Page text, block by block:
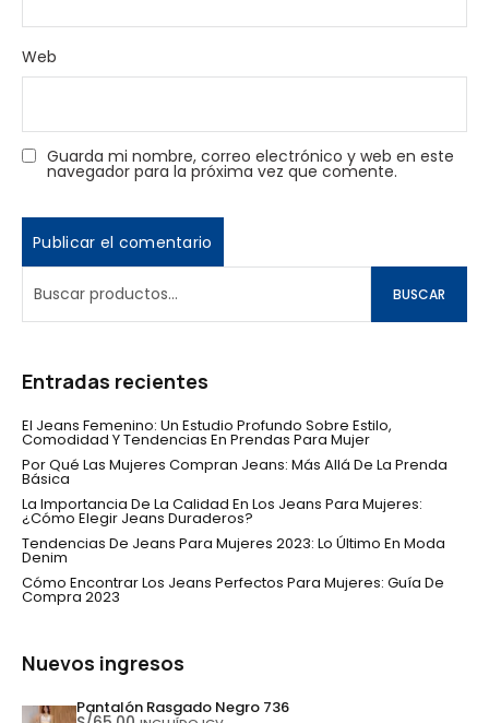
Web
Guarda mi nombre, correo electrónico y web en este
navegador para la próxima vez que comente.
BUSCAR
Entradas recientes
El Jeans Femenino: Un Estudio Profundo Sobre Estilo,
Comodidad Y Tendencias En Prendas Para Mujer
Por Qué Las Mujeres Compran Jeans: Más Allá De La Prenda
Básica
La Importancia De La Calidad En Los Jeans Para Mujeres:
¿Cómo Elegir Jeans Duraderos?
Tendencias De Jeans Para Mujeres 2023: Lo Último En Moda
Denim
Cómo Encontrar Los Jeans Perfectos Para Mujeres: Guía De
Compra 2023
Nuevos ingresos
Pantalón Rasgado Negro 736